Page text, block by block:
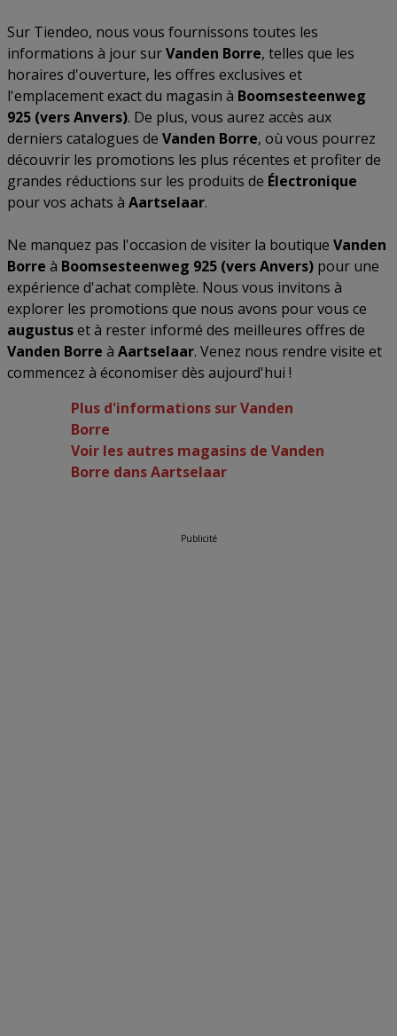
Sur Tiendeo, nous vous fournissons toutes les
informations à jour surVanden Borre, telles que les
horaires d'ouverture, les offres exclusives et
l'emplacement exact du magasin à Boomsesteenweg
925 (vers Anvers). De plus, vous aurez accès aux
derniers catalogues de Vanden Borre, où vous pourrez
découvrir les promotions les plus récentes et profiter de
grandes réductions sur les produits de Électronique
pour vos achats à Aartselaar.
Ne manquez pas l'occasion de visiter la boutique Vanden
Borre à Boomsesteenweg 925 (vers Anvers) pour une
expérience d'achat complète. Nous vous invitons à
explorer les promotions que nous avons pour vous ce
augustuset à rester informé des meilleures offres de
Vanden Borre à Aartselaar. Venez nous rendre visite et
commencez à économiser dès aujourd'hui !
Plus d'informations sur Vanden
Borre
Voir les autres magasins de Vanden
Borre dans Aartselaar
Publicité